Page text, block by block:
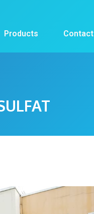
Products Contact